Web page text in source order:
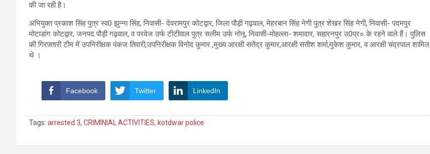
की जा रही है।
अभियुक्त प्रकाश सिंह पुत्र स्व0 झुन्ना सिंह, निवासी- देवरामपुर कोटद्वार, जिला पौड़ी गढ़वाल, मेहरबान सिंह नेगी पुत्र शेखर सिंह नेगी, निवासी- पदमपुर
मोटाडांग कोटद्वार, जनपद पौड़ी गढ़वाल, व परवेज उर्फ टीटीवाल पुत्र सलीम उर्फ नोनू, निवासी-मोहल्ला- शमादार, सहारनपुर उ0प्र० के रहने वाले हैं। पुलिस
की गिरफ़्तारी टीम में उपनिरीक्षक पंकज तिवारी,उपनिरीक्षक विनोद कुमार ,मुख्य आरक्षी सतेंद्र कुमार,आरक्षी सतीश शर्मा,मुकेश कुमार, व आरक्षी चंद्रपाल शामिल
थे ।
Facebook Twitter LinkedIn
Tags: arrested 3, CRIMINIAL ACTIVITIES, kotdwar police